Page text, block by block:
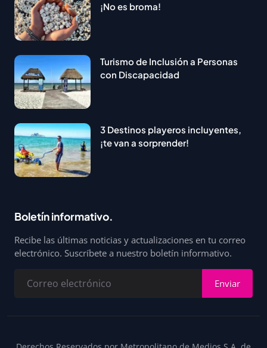
¡No es broma!
Turismo de Inclusión a Personas
con Discapacidad
3 Destinos playeros incluyentes,
¡te van a sorprender!
Boletín informativo.
Recibe las últimas noticias y actualizaciones en tu correo
electrónico. Suscríbete a nuestro boletín informativo.
Enviar